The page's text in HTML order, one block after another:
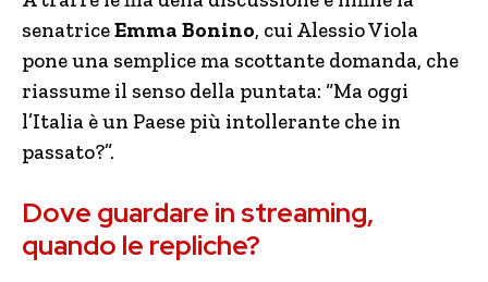
senatriceEmma Bonino, cui Alessio Viola
pone una semplice ma scottante domanda, che
riassume il senso della puntata: “Ma oggi
l’Italia è un Paese più intollerante che in
passato?”.
Dove guardare in streaming,
quando le repliche?